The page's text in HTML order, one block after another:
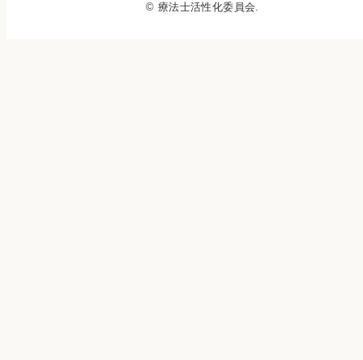
© 療法士活性化委員会.